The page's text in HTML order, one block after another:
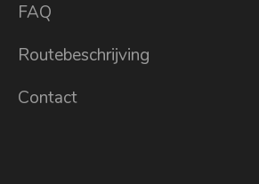
FAQ
Routebeschrijving
Contact